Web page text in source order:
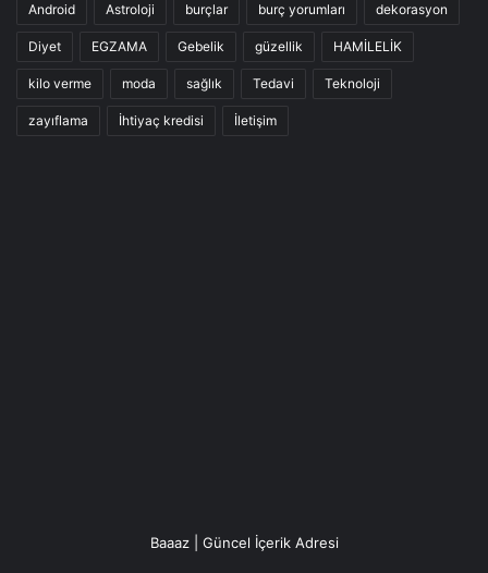
Android Astroloji burçlar burç yorumları dekorasyon
Diyet EGZAMA Gebelik güzellik HAMİLELİK
kilo verme moda sağlık Tedavi Teknoloji
zayıflama İhtiyaç kredisi İletişim
Baaaz | Güncel İçerik Adresi